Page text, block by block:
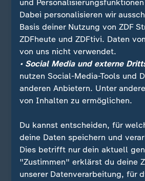
Quelle: Reuters
Sie wollen über Sport stets auf
bleiben? Dann ist unser
morgens zum Kaffee, mittags
Feierabend - erhalten Siedie
direkt auf Ihr Smartphone.
ganz einfach für unseren
sportstudio-WhatsApp-Channel.
und
Dabei personalisieren wir
Basis deiner Nutzung von ZDF
ZDFheute und ZDFtivi. Daten
von uns nicht verwendet.
• Social Media und externe
nutzen Social-Media-Tools und
anderen Anbietern. Unter
von Inhalten zu ermöglichen.
Du kannst entscheiden, für
deine Daten speichern und
Dies betrifft nur dein aktuell
"Zustimmen" erklärst du deine
unserer Datenverarbeitung, für